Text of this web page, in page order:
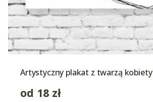
Artystyczny plakat z twarzą kobiety
od 18 zł